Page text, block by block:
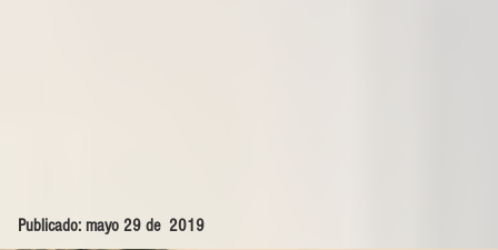
Publicado: mayo 29 de 2019